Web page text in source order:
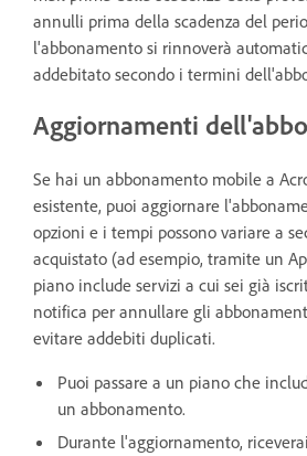
annulli prima della scadenza del
l'abbonamento si rinnoverà
addebitato secondo i termini
Aggiornamenti
Se hai un abbonamento mobile a
esistente, puoi aggiornare
opzioni e i tempi possono variare a
acquistato (ad esempio, tramite un
piano include servizi a cui sei già
notifica per annullare gli
evitare addebiti duplicati.
Puoi passare a un piano che
un abbonamento.
Durante l'aggiornamento,